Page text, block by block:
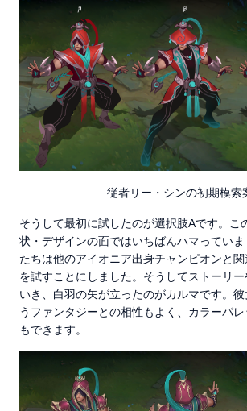
従者リー・シンの初期模索
そうして最初に試したのが選択肢Aです。こ
状・デザインの面ではいちばんハマってい
たちは他のアイオニア出身チャンピオンと
を試すことにしました。そうしてストーリ
いき、白羽の矢が立ったのがカルマです。
うファンタジーとの相性もよく、カラーパ
もできます。